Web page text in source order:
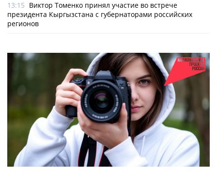
13:15 Виктор Томенко принял участие во встрече
президента Кыргызстана с губернаторами российских
регионов